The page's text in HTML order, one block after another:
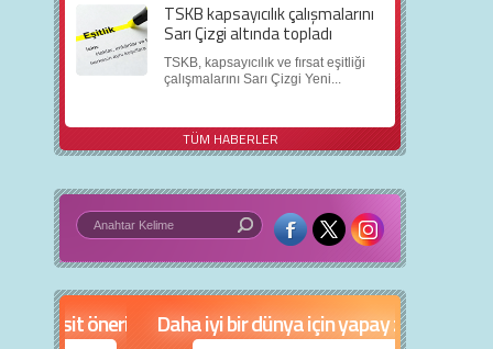
TSKB kapsayıcılık çalışmalarını
Sarı Çizgi altında topladı
TSKB, kapsayıcılık ve fırsat eşitliği
çalışmalarını Sarı Çizgi Yeni...
TÜM HABERLER
5 basit öneriDaha iyi bir dünya için yapay zekâ